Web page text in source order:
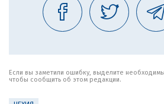
Если вы заметили ошибку, выделите
чтобы сообщить об этом редакции.